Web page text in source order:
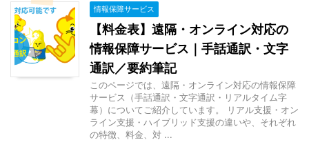
情報保障サービス
【料金表】遠隔・オンライン対応の
情報保障サービス｜手話通訳・文字
通訳／要約筆記
このページでは、遠隔・オンライン対応の情報保障
サービス（手話通訳・文字通訳・リアルタイム字
幕）についてご紹介しています。 リアル支援・オン
ライン支援・ハイブリッド支援の違いや、それぞれ
の特徴、料金、対 ...